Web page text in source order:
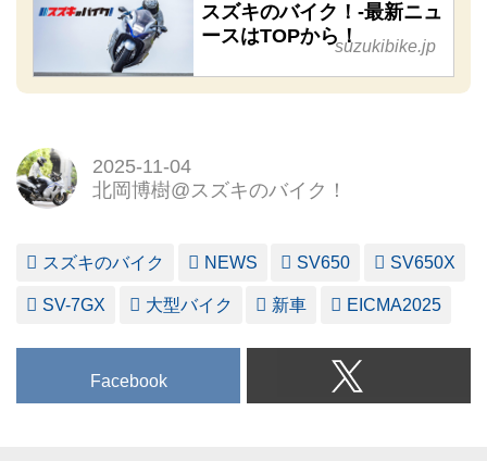
スズキのバイク！-最新ニュ
ースはTOPから！suzukibike.jp
2025-11-04
北岡博樹@スズキのバイク！
スズキのバイク NEWS SV650 SV650X
SV-7GX 大型バイク 新車 EICMA2025
Facebook